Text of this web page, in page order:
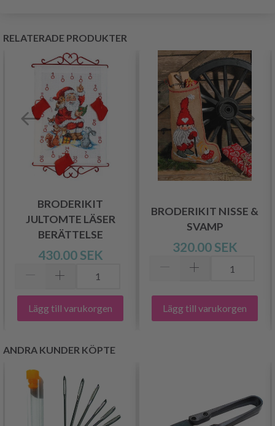
RELATERADE PRODUKTER
BRODERIKIT
JULTOMTE LÄSER
BERÄTTELSE
430.00 SEK
Lägg till varukorgen
BRODERIKIT NISSE &
SVAMP
320.00 SEK
Lägg till varukorgen
ANDRA KUNDER KÖPTE